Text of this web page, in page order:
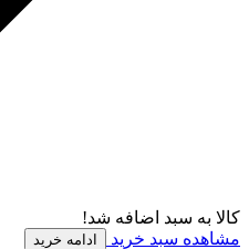
کالا به سبد اضافه شد!
مشاهده سبد خرید
ادامه خرید